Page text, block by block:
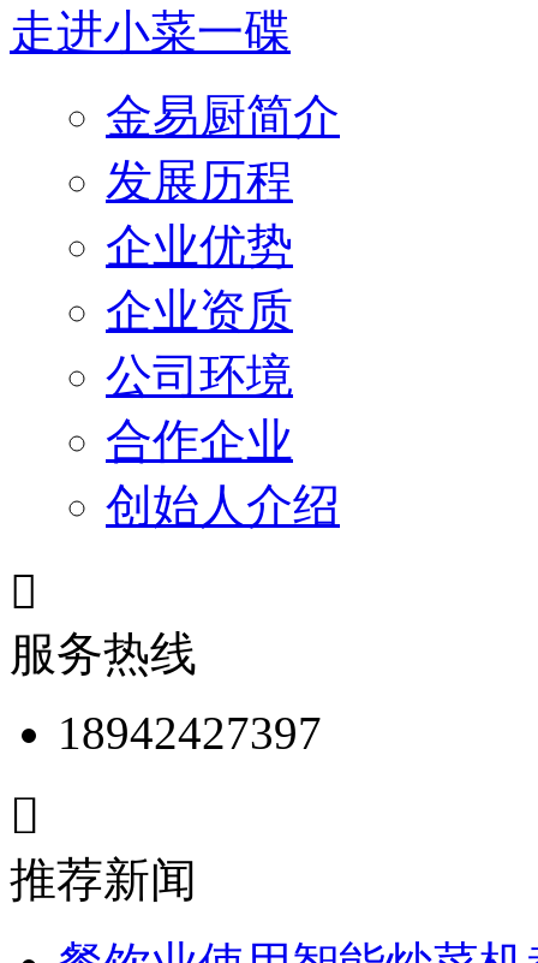
走进小菜一碟
金易厨简介
发展历程
企业优势
企业资质
公司环境
合作企业
创始人介绍

服务热线
18942427397

推荐新闻